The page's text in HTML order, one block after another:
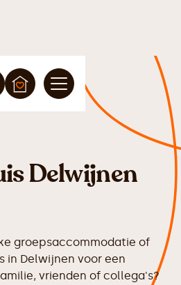
Delwijnen
groepsaccommodatie of
in Delwijnen voor een
vrienden of collega's?